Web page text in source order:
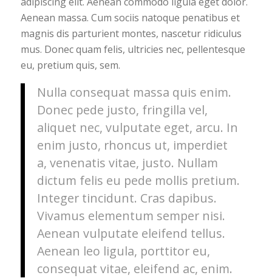
Aenean massa. Cum sociis natoque penatibus et
magnis dis parturient montes, nascetur ridiculus
mus. Donec quam felis, ultricies nec, pellentesque
eu, pretium quis, sem.
Nulla consequat massa quis enim.
Donec pede justo, fringilla vel,
aliquet nec, vulputate eget, arcu. In
enim justo, rhoncus ut, imperdiet
a, venenatis vitae, justo. Nullam
dictum felis eu pede mollis pretium.
Integer tincidunt. Cras dapibus.
Vivamus elementum semper nisi.
Aenean vulputate eleifend tellus.
Aenean leo ligula, porttitor eu,
consequat vitae, eleifend ac, enim.